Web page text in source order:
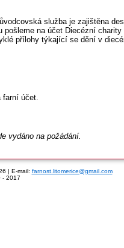
služba je zajištěna
na účet Diecézní charity
přílohy týkající se dění v
účet.
vydáno na požádání.
| E-mail: farnost.litomerice@gmail.com
2017